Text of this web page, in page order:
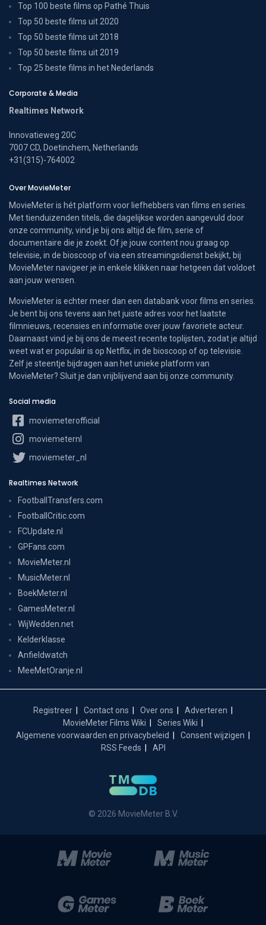
Top 100 beste films op Pathé Thuis
Top 50 beste films uit 2020
Top 50 beste films uit 2018
Top 50 beste films uit 2019
Top 25 beste films in het Nederlands
Corporate & Media
Realtimes Network
Innovatieweg 20C
7007 CD, Doetinchem, Netherlands
+31(315)-764002
Over MovieMeter
MovieMeter is hét platform voor liefhebbers van films en series.
Met tienduizenden titels, die dagelijkse worden aangevuld door
onze community, vind je bij ons altijd de film, serie of
documentaire die je zoekt. Of je jouw content nou graag op
televisie, in de bioscoop of via een streamingsdienst bekijkt, bij
MovieMeter navigeer je in enkele klikken naar hetgeen dat voldoet
aan jouw wensen.
MovieMeter is echter meer dan een databank voor films en series.
Je bent bij ons tevens aan het juiste adres voor het laatste
filmnieuws, recensies en informatie over jouw favoriete acteur.
Daarnaast vind je bij ons de meest recente toplijsten, zodat je altijd
weet wat er populair is op Netflix, in de bioscoop of op televisie.
Zelf je steentje bijdragen aan het unieke platform van
MovieMeter? Sluit je dan vrijblijvend aan bij onze community.
Social media
moviemeterofficial
moviemeternl
moviemeter_nl
Realtimes Network
FootballTransfers.com
FootballCritic.com
FCUpdate.nl
GPFans.com
MovieMeter.nl
MusicMeter.nl
BoekMeter.nl
GamesMeter.nl
WijWedden.net
Kelderklasse
Anfieldwatch
MeeMetOranje.nl
Registreer Contact ons Over ons
Adverteren
MovieMeter Films Wiki
Series Wiki
Algemene voorwaarden en privacybeleid
Consent wijzigen
RSS Feeds
API
© 2026 MovieMeter B.V.